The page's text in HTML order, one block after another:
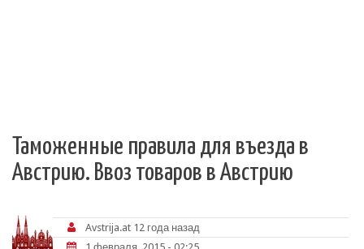
Таможенные правила для въезда в
Австрию. Ввоз товаров в Австрию
Avstrija.at 12 года назад